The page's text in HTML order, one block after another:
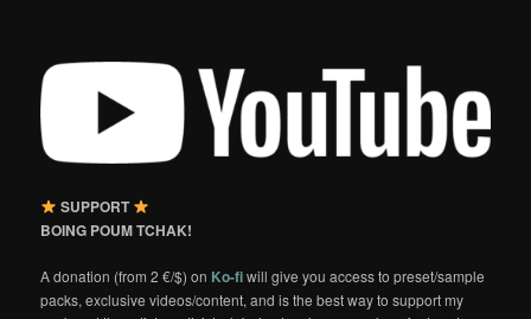
SUPPORT
BOING POUM TCHAK!
A donation (from 2 €/$) on Ko-fiwill give you access to preset/sample
packs, exclusive videos/content, and is the best way to support my